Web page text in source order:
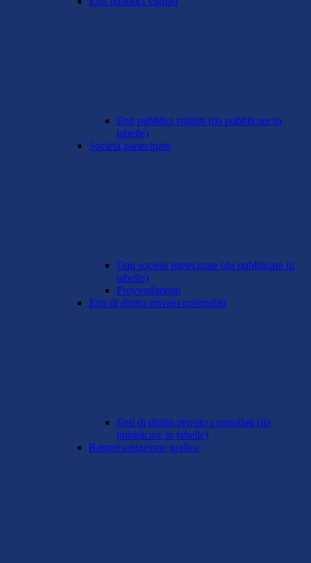
Enti pubblici vigilati (da pubblicare in
tabelle)
Società partecipate
Dati società partecipate (da pubblicare in
tabelle)
Provvedimenti
Enti di diritto privato controllati
Enti di diritto privato controllati (da
pubblicare in tabelle)
Rappresentazione grafica